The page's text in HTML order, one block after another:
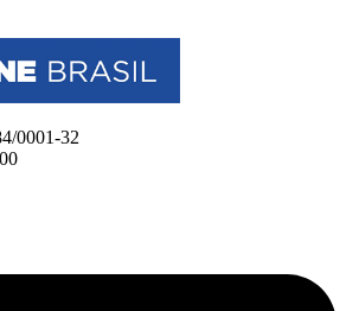
0001-32